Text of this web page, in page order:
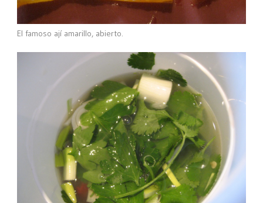
El famoso ají amarillo, abierto.